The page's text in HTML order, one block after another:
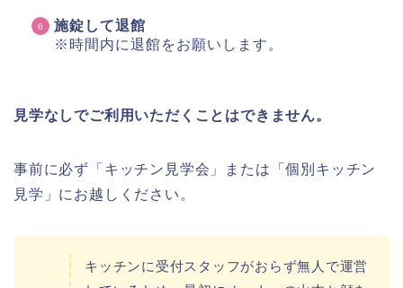
施錠して退館
※時間内に退館をお願いします。
見学なしでご利用いただくことはできません。
事前に必ず「キッチン見学会」または「個別キッチン
見学」にお越しください。
キッチンに受付スタッフがおらず無人で運営